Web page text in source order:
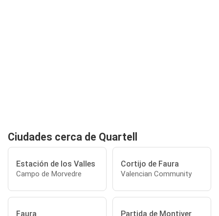
Ciudades cerca de Quartell
Estación de los Valles
Campo de Morvedre
Cortijo de Faura
Valencian Community
Faura Partida de Montiver